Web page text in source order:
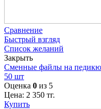
Сравнение
Быстрый взгляд
Список желаний
Закрыть
Сменные файлы на
50 шт
Оценка 0 из 5
Цена: 2 350 тг.
Купить